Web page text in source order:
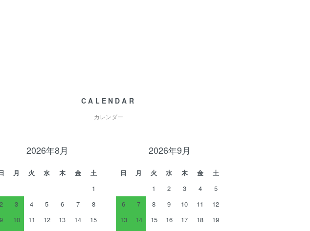
CALENDAR
カレンダー
2026年8月
月 火 水 木 金
土
1
2
3 4 5 6 7
8
9
10 11 12 13 14
15
2026年9月
日 月 火 水 木 金
土
1
2 3 4
5
6
7 8 9 10 11
12
13
14 15 16 17 18
19